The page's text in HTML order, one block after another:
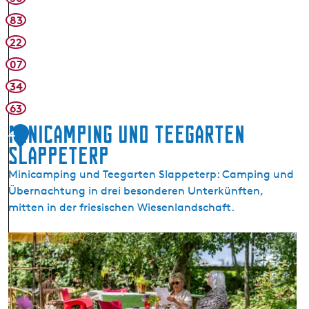
h
i
83
22
07
34
63
4
Minicamping und Teegarten
Slappeterp
Minicamping und Teegarten Slappeterp: Camping und
Übernachtung in drei besonderen Unterkünften,
mitten in der friesischen Wiesenlandschaft.
M
i
n
i
c